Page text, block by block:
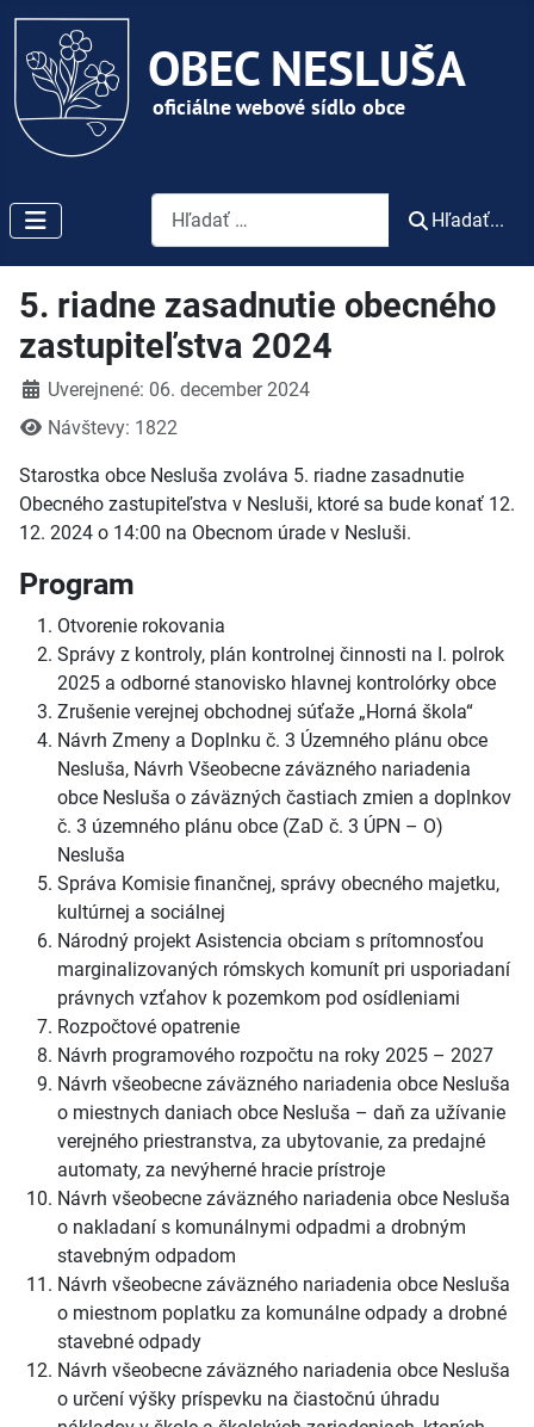
Vyhľadávanie
Hľadať...
5. riadne zasadnutie obecného
zastupiteľstva 2024
DetailyUverejnené: 06. december 2024
Návštevy: 1822
Starostka obce Nesluša zvoláva 5. riadne zasadnutie
Obecného zastupiteľstva v Nesluši, ktoré sa bude konať 12.
12. 2024 o 14:00 na Obecnom úrade v Nesluši.
Program
Otvorenie rokovania
Správy z kontroly, plán kontrolnej činnosti na I. polrok
2025 a odborné stanovisko hlavnej kontrolórky obce
Zrušenie verejnej obchodnej súťaže „Horná škola“
Návrh Zmeny a Doplnku č. 3 Územného plánu obce
Nesluša, Návrh Všeobecne záväzného nariadenia
obce Nesluša o záväzných častiach zmien a doplnkov
č. 3 územného plánu obce (ZaD č. 3 ÚPN – O)
Nesluša
Správa Komisie finančnej, správy obecného majetku,
kultúrnej a sociálnej
Národný projekt Asistencia obciam s prítomnosťou
marginalizovaných rómskych komunít pri usporiadaní
právnych vzťahov k pozemkom pod osídleniami
Rozpočtové opatrenie
Návrh programového rozpočtu na roky 2025 – 2027
Návrh všeobecne záväzného nariadenia obce Nesluša
o miestnych daniach obce Nesluša – daň za užívanie
verejného priestranstva, za ubytovanie, za predajné
automaty, za nevýherné hracie prístroje
Návrh všeobecne záväzného nariadenia obce Nesluša
o nakladaní s komunálnymi odpadmi a drobným
stavebným odpadom
Návrh všeobecne záväzného nariadenia obce Nesluša
o miestnom poplatku za komunálne odpady a drobné
stavebné odpady
Návrh všeobecne záväzného nariadenia obce Nesluša
o určení výšky príspevku na čiastočnú úhradu